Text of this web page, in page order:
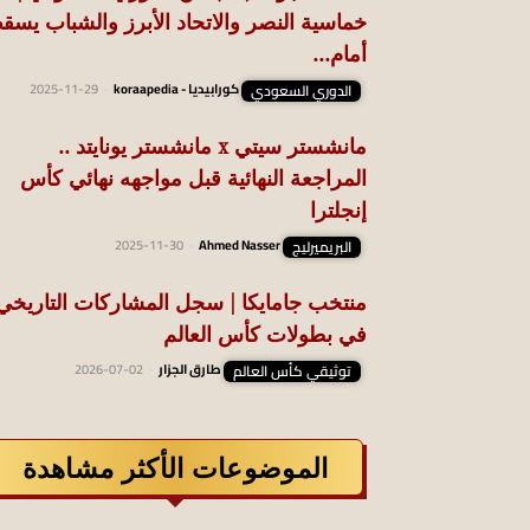
خماسية النصر والاتحاد الأبرز والشباب
أمام...
الدوري السعودي كورابيديا - koraapedia 2025-11-29
مانشستر سيتي x مانشستر يونايتد ..
المراجعة النهائية قبل مواجهه نهائي كأس
إنجلترا
البريميرليج Ahmed Nasser
2025-11-30
منتخب جامايكا | سجل المشاركات
في بطولات كأس العالم
توثيقي كأس العالم طارق الجزار 2026-07-02
الموضوعات الأكثر مشاهدة